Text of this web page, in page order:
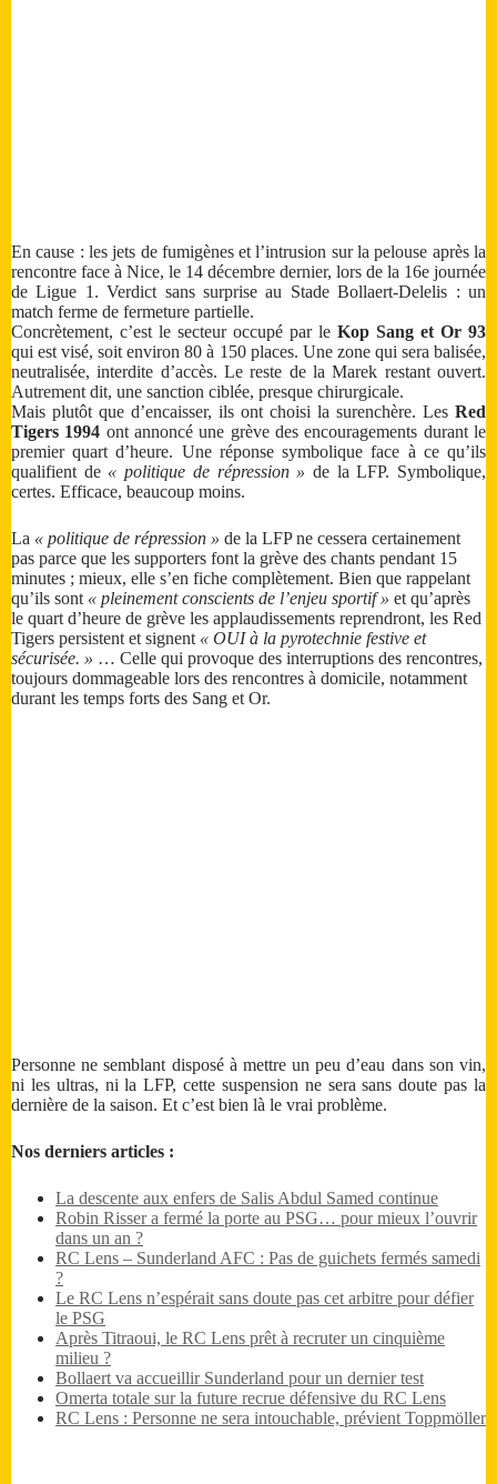
En cause : les jets de fumigènes et l’intrusion sur la pelouse après la
rencontre face à Nice, le 14 décembre dernier, lors de la 16e journée
de Ligue 1. Verdict sans surprise au Stade Bollaert-Delelis : un
match ferme de fermeture partielle.
Concrètement, c’est le secteur occupé par le Kop Sang et Or 93
qui est visé, soit environ 80 à 150 places. Une zone qui sera balisée,
neutralisée, interdite d’accès. Le reste de la Marek restant ouvert.
Autrement dit, une sanction ciblée, presque chirurgicale.
Mais plutôt que d’encaisser, ils ont choisi la surenchère. Les Red
Tigers 1994 ont annoncé une grève des encouragements durant le
premier quart d’heure. Une réponse symbolique face à ce qu’ils
qualifient de « politique de répression » de la LFP. Symbolique,
certes. Efficace, beaucoup moins.
La « politique de répression » de la LFP ne cessera certainement
pas parce que les supporters font la grève des chants pendant 15
minutes ; mieux, elle s’en fiche complètement. Bien que rappelant
qu’ils sont « pleinement conscients de l’enjeu sportif » et qu’après
le quart d’heure de grève les applaudissements reprendront, les Red
Tigers persistent et signent « OUI à la pyrotechnie festive et
sécurisée. » … Celle qui provoque des interruptions des rencontres,
toujours dommageable lors des rencontres à domicile, notamment
durant les temps forts des Sang et Or.
Personne ne semblant disposé à mettre un peu d’eau dans son vin,
ni les ultras, ni la LFP, cette suspension ne sera sans doute pas la
dernière de la saison. Et c’est bien là le vrai problème.
Nos derniers articles :
La descente aux enfers de Salis Abdul Samed continue
Robin Risser a fermé la porte au PSG… pour mieux l’ouvrir
dans un an ?
RC Lens – Sunderland AFC : Pas de guichets fermés samedi
?
Le RC Lens n’espérait sans doute pas cet arbitre pour défier
le PSG
Après Titraoui, le RC Lens prêt à recruter un cinquième
milieu ?
Bollaert va accueillir Sunderland pour un dernier test
Omerta totale sur la future recrue défensive du RC Lens
RC Lens : Personne ne sera intouchable, prévient Toppmöller